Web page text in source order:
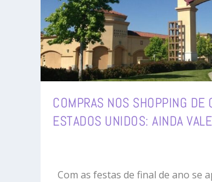
COMPRAS NOS SHOPPING DE
ESTADOS UNIDOS: AINDA
Com as festas de final de ano se